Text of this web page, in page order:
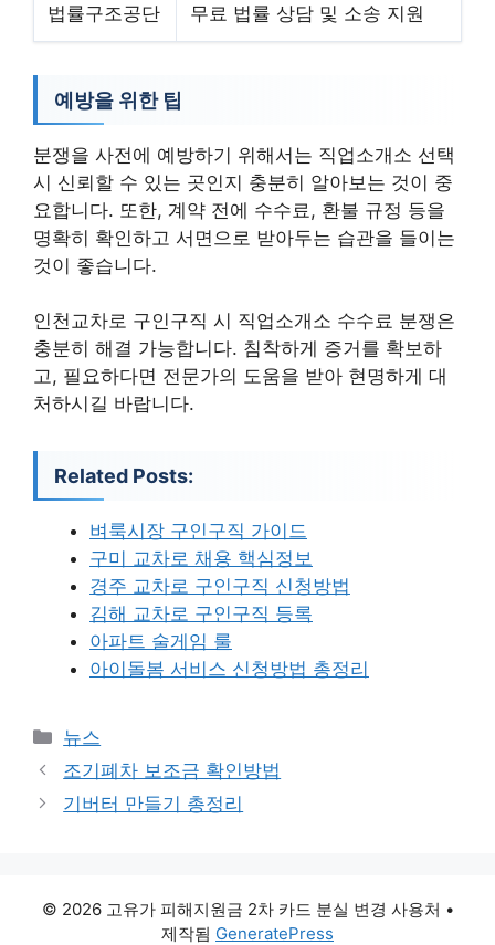
법률구조공단 무료 법률 상담 및 소송 지원
예방을 위한 팁
분쟁을 사전에 예방하기 위해서는 직업소개소 선택
시 신뢰할 수 있는 곳인지 충분히 알아보는 것이 중
요합니다. 또한, 계약 전에 수수료, 환불 규정 등을
명확히 확인하고 서면으로 받아두는 습관을 들이는
것이 좋습니다.
인천교차로 구인구직 시 직업소개소 수수료 분쟁은
충분히 해결 가능합니다. 침착하게 증거를 확보하
고, 필요하다면 전문가의 도움을 받아 현명하게 대
처하시길 바랍니다.
Related Posts:
벼룩시장 구인구직 가이드
구미 교차로 채용 핵심정보
경주 교차로 구인구직 신청방법
김해 교차로 구인구직 등록
아파트 술게임 룰
아이돌봄 서비스 신청방법 총정리
카
테
리
뉴스
조기폐차 보조금 확인방법
기버터 만들기 총정리
© 2026 고유가 피해지원금 2차 카드 분실 변경 사용처 •
제작됨 GeneratePress